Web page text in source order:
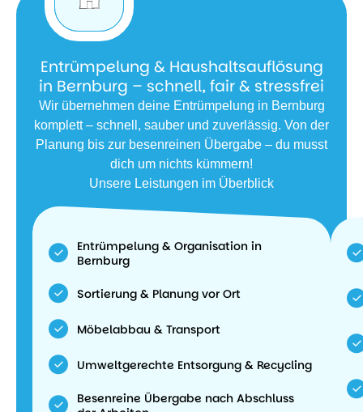
Entrümpelung & Haushaltsauflösung
in Bernburg – schnell, fair & stressfrei
Wir übernehmen deine Entrümpelung in Bernburg
komplett – schnell, sauber und zuverlässig. Von der
Planung bis zur besenreinen Übergabe – du musst
dich um nichts kümmern!
Unsere Leistungen im Überblick
Entrümpelung & Organisation in
Bernburg
Sortierung & Planung vor Ort
Möbelabbau & Transport
Umweltgerechte Entsorgung & Recycling
Besenreine Übergabe nach Abschluss